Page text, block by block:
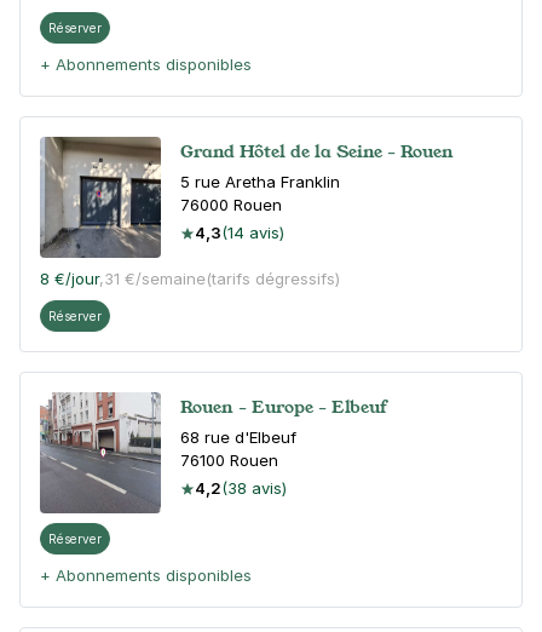
Réserver
+ Abonnements disponibles
Grand Hôtel de la Seine - Rouen
5 rue Aretha Franklin
76000 Rouen
4,3(14 avis)
8 €/jour,31 €/semaine(tarifs dégressifs)
Réserver
Rouen - Europe - Elbeuf
68 rue d'Elbeuf
76100 Rouen
4,2(38 avis)
Réserver
+ Abonnements disponibles